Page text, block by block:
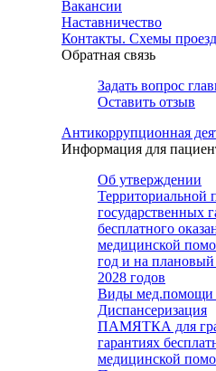
Вакансии
Наставничество
Контакты. Схемы
Обратная связь
Задать вопрос
Оставить отзыв
Антикоррупционная
Информация для
Об утверждении
Территориальной
государственных
бесплатного
медицинской
год и на
2028 годов
Виды
Диспансеризация
ПАМЯТКА для
гарантиях
медицинской